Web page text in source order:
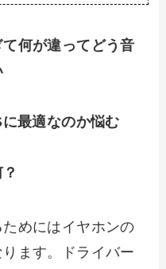
何が違ってどう音
最適なのか悩む
めにはイヤホンの
ます。ドライバー